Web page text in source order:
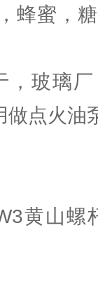
蜂蜜，
，玻璃
做点火油
黄山